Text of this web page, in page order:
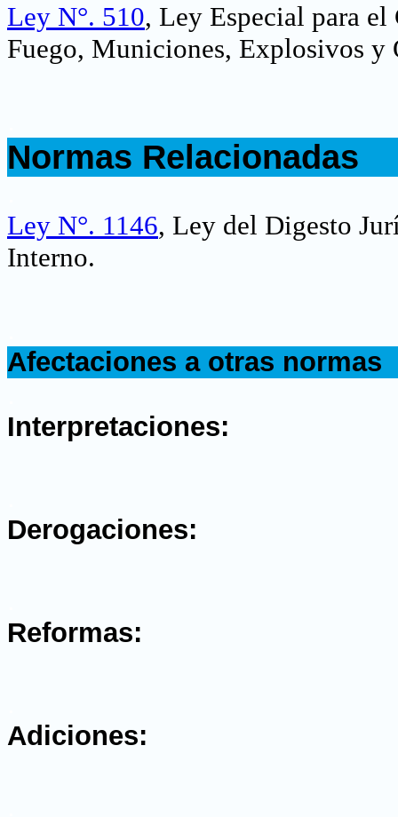
Ley N°. 510, Ley Especial para
Fuego, Municiones, Explosivos y
Normas Relacionadas
Ley N°. 1146, Ley del Digesto
Interno.
Afectaciones a otras normas
Interpretaciones:
Derogaciones:
Reformas:
Adiciones: